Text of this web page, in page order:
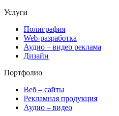
Услуги
Полиграфия
Web-разработка
Аудио – видео реклама
Дизайн
Портфолио
Веб – сайты
Рекламная продукция
Аудио – видео